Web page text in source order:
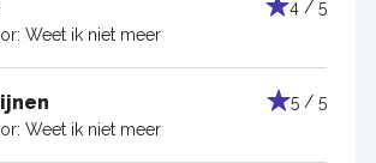
4 / 5
Weet ik niet meer
5 / 5
Weet ik niet meer